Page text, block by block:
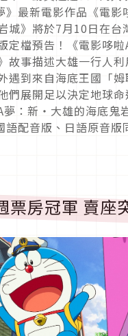
最新電影作品《電影
城》將於7月10日在台
定檔預告！《電影哆
故事描述大雄一行人
遇到來自海底王國「
們展開足以決定地球命
：新‧大雄的海底鬼
語配音版、日語原音版
票房冠軍 賣座